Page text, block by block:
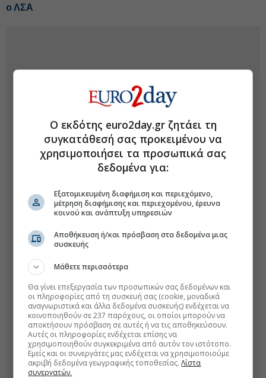
ο ΛΣΑ
Ο εκδότης euro2day.gr ζητάει τη
συγκατάθεσή σας προκειμένου να
χρησιμοποιήσει τα προσωπικά σας
δεδομένα για:
Εξατομικευμένη διαφήμιση και περιεχόμενο,
μέτρηση διαφήμισης και περιεχομένου, έρευνα
κοινού και ανάπτυξη υπηρεσιών
Αποθήκευση ή/και πρόσβαση στα δεδομένα μιας
συσκευής
Μάθετε περισσότερα
Θα γίνει επεξεργασία των προσωπικών σας δεδομένων και
οι πληροφορίες από τη συσκευή σας (cookie, μοναδικά
αναγνωριστικά και άλλα δεδομένα συσκευής) ενδέχεται να
κοινοποιηθούν σε 237 παρόχους, οι οποίοι μπορούν να
αποκτήσουν πρόσβαση σε αυτές ή να τις αποθηκεύσουν.
Αυτές οι πληροφορίες ενδέχεται επίσης να
χρησιμοποιηθούν συγκεκριμένα από αυτόν τον ιστότοπο.
Εμείς και οι συνεργάτες μας ενδέχεται να χρησιμοποιούμε
ακριβή δεδομένα γεωγραφικής τοποθεσίας.Λίστα
συνεργατών.